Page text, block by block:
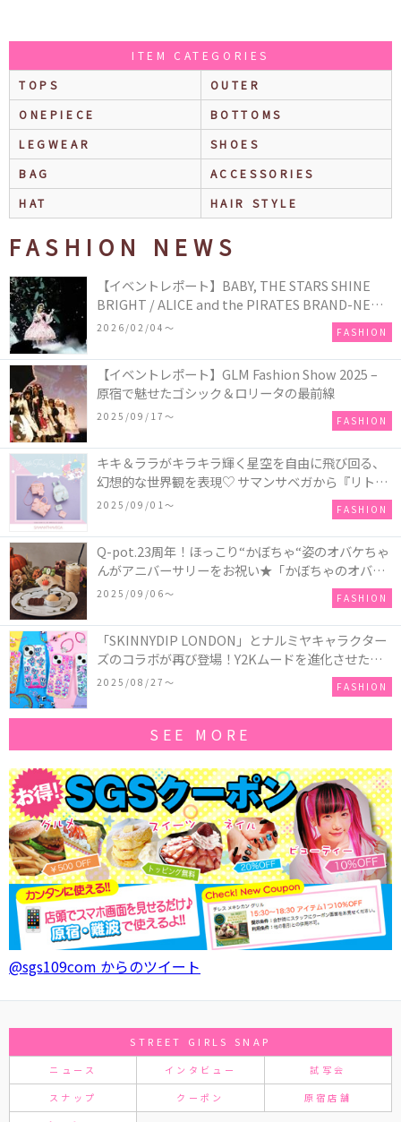
ITEM CATEGORIES
TOPS
OUTER
ONEPIECE
BOTTOMS
LEGWEAR
SHOES
BAG
ACCESSORIES
HAT
HAIR STYLE
FASHION NEWS
【イベントレポート】BABY, THE STARS SHINE
BRIGHT / ALICE and the PIRATES BRAND-NEW
COLLECTION in TOKYO
2026/02/04〜 FASHION
【イベントレポート】GLM Fashion Show 2025 –
原宿で魅せたゴシック＆ロリータの最前線
2025/09/17〜 FASHION
キキ＆ララがキラキラ輝く星空を自由に飛び回る、
幻想的な世界観を表現♡ サマンサベガから『リトル
ツインスターズ』50周年アニバーサリーイヤー』を
2025/09/01〜 FASHION
Q-pot.23周年！ほっこり“かぼちゃ“姿のオバケちゃ
んがアニバーサリーをお祝い★「かぼちゃのオバケ
ーキアクセサリー」が新発売！Q-pot CAFE.では
「かぼちゃのオバケーキプレート」も登場
2025/09/06〜 FASHION
「SKINNYDIP LONDON」とナルミヤキャラクター
ズのコラボが再び登場！Y2Kムードを進化させた新
作コレクションを発売♪
2025/08/27〜 FASHION
SEE MORE
@sgs109com からのツイート
STREET GIRLS SNAP
ニュース インタビュー 試写会
スナップ クーポン 原宿店舗